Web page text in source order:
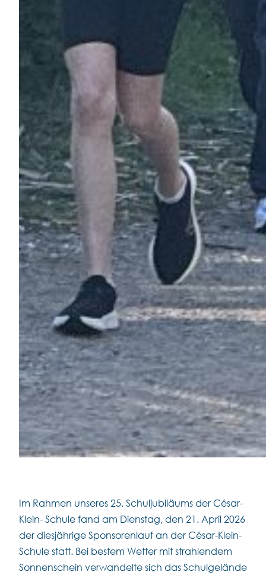
Im Rahmen unseres 25. Schuljubiläums der César-
Klein- Schule fand am Dienstag, den 21. April 2026
der diesjährige Sponsorenlauf an der César-Klein-
Schule statt. Bei bestem Wetter mit strahlendem
Sonnenschein verwandelte sich das Schulgelände